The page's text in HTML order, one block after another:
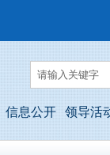
信息公开 领导活